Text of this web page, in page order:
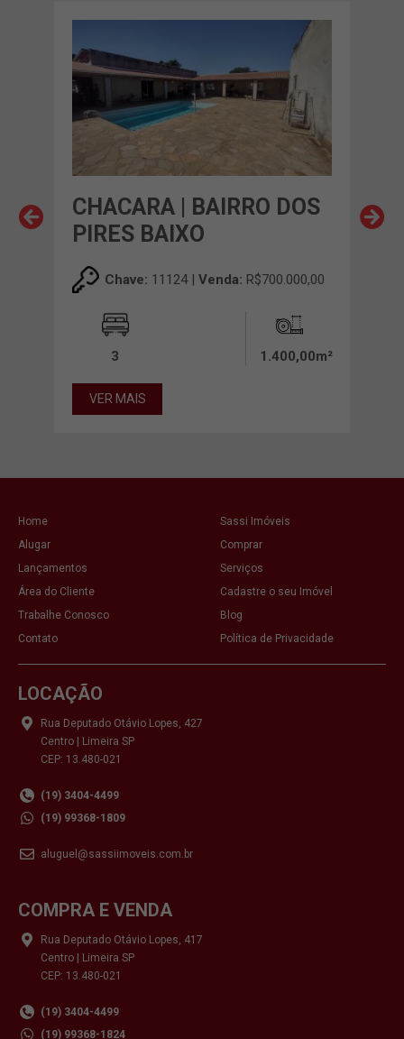
CHACARA | BAIRRO DOS
PIRES BAIXO
Chave: 11124 | Venda: R$700.000,00
3 1.400,00m²
VER MAIS
Home
Sassi Imóveis
Alugar
Comprar
Lançamentos
Serviços
Área do Cliente
Cadastre o seu Imóvel
Trabalhe Conosco
Blog
Contato
Política de Privacidade
LOCAÇÃO
Rua Deputado Otávio Lopes, 427
Centro | Limeira SP
CEP: 13.480-021
(19) 3404-4499
(19) 99368-1809
aluguel@sassiimoveis.com.br
COMPRA E VENDA
Rua Deputado Otávio Lopes, 417
Centro | Limeira SP
CEP: 13.480-021
(19) 3404-4499
(19) 99368-1824